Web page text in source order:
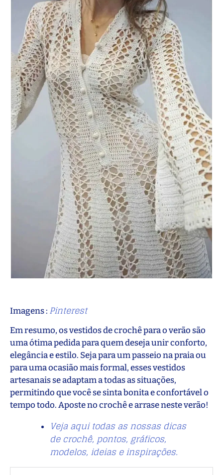
Imagens : Pinterest
Em resumo, os vestidos de crochê para o verão são
uma ótima pedida para quem deseja unir conforto,
elegância e estilo. Seja para um passeio na praia ou
para uma ocasião mais formal, esses vestidos
artesanais se adaptam a todas as situações,
permitindo que você se sinta bonita e confortável o
tempo todo. Aposte no crochê e arrase neste verão!
Veja aqui todas as nossas dicas
de crochê, pontos, gráficos,
modelos, ideias e inspirações.